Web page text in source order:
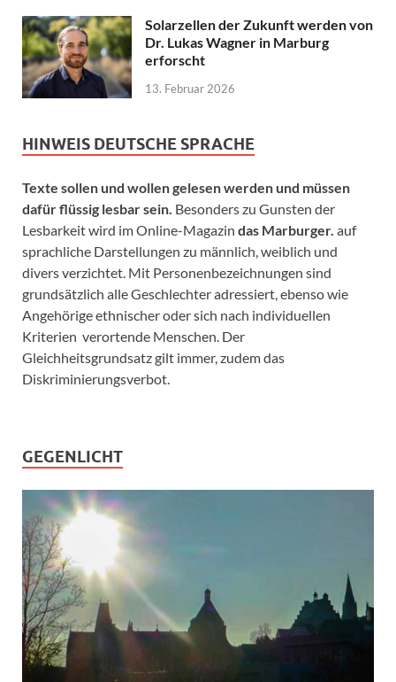
Solarzellen der Zukunft werden von
Dr. Lukas Wagner in Marburg
erforscht
13. Februar 2026
HINWEIS DEUTSCHE SPRACHE
Texte sollen und wollen gelesen werden und müssen
dafür flüssig lesbar sein. Besonders zu Gunsten der
Lesbarkeit wird im Online-Magazin das Marburger. auf
sprachliche Darstellungen zu männlich, weiblich und
divers verzichtet. Mit Personenbezeichnungen sind
grundsätzlich alle Geschlechter adressiert, ebenso wie
Angehörige ethnischer oder sich nach individuellen
Kriterien verortende Menschen. Der
Gleichheitsgrundsatz gilt immer, zudem das
Diskriminierungsverbot.
GEGENLICHT